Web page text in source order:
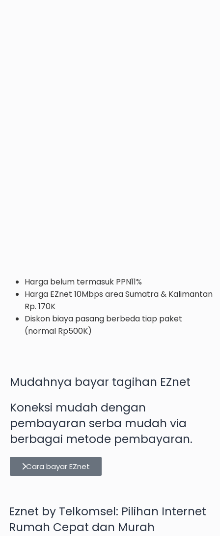
Harga belum termasuk PPN11%
Harga EZnet 10Mbps area Sumatra & Kalimantan
Rp. 170K
Diskon biaya pasang berbeda tiap paket
(normal Rp500K)
Mudahnya bayar tagihan EZnet
Koneksi mudah dengan
pembayaran serba mudah via
berbagai metode pembayaran.
Cara bayar EZnet
Eznet by Telkomsel: Pilihan Internet
Rumah Cepat dan Murah